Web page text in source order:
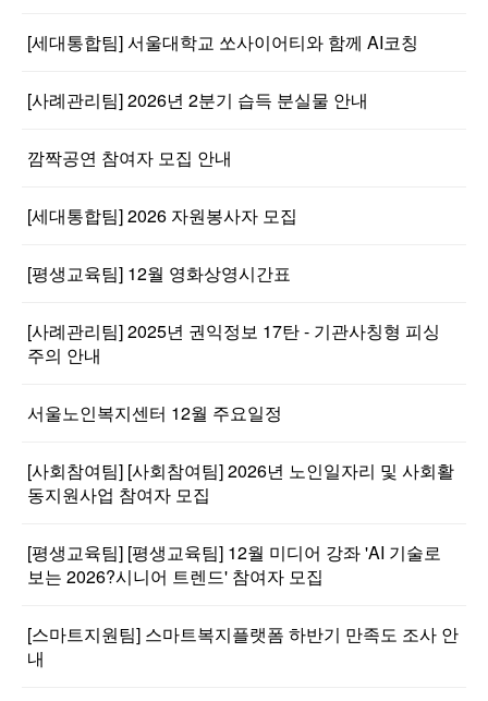
[세대통합팀] 서울대학교 쏘사이어티와 함께 AI코칭
[사례관리팀] 2026년 2분기 습득 분실물 안내
깜짝공연 참여자 모집 안내
[세대통합팀] 2026 자원봉사자 모집
[평생교육팀] 12월 영화상영시간표
[사례관리팀] 2025년 권익정보 17탄 - 기관사칭형 피싱
주의 안내
서울노인복지센터 12월 주요일정
[사회참여팀] [사회참여팀] 2026년 노인일자리 및 사회활
동지원사업 참여자 모집
[평생교육팀] [평생교육팀] 12월 미디어 강좌 'AI 기술로
보는 2026?시니어 트렌드' 참여자 모집
[스마트지원팀] 스마트복지플랫폼 하반기 만족도 조사 안
내